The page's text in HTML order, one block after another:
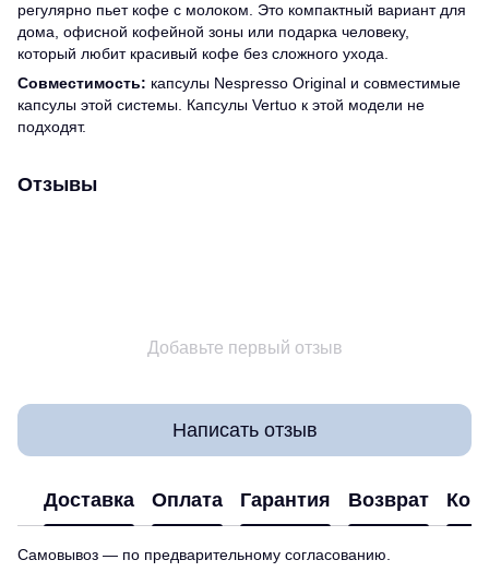
регулярно пьет кофе с молоком. Это компактный вариант для
дома, офисной кофейной зоны или подарка человеку,
который любит красивый кофе без сложного ухода.
Совместимость: капсулы Nespresso Original и совместимые
капсулы этой системы. Капсулы Vertuo к этой модели не
подходят.
Отзывы
Добавьте первый отзыв
Написать отзыв
Доставка Оплата Гарантия Возврат
Самовывоз — по предварительному согласованию.